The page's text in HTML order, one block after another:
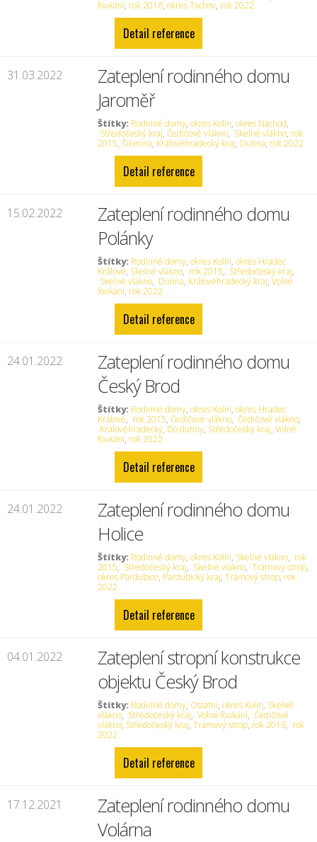
foukání, rok 2016,okres Tachov, rok 2022
Detail reference
31.03.2022
Zateplení rodinného domu
Jaroměř
Štítky: Rodinné domy,okres Kolín,okres Náchod,
Středočeský kraj,Čedičové vlákno, Skelné vlákno, rok
2015,Šikmina, Královéhradecký kraj, Dutina, rok 2022
Detail reference
15.02.2022
Zateplení rodinného domu
Polánky
Štítky: Rodinné domy,okres Kolín,okres Hradec
Králové, Skelné vlákno, rok 2015, Středočeský kraj,
Skelné vlákno, Dutina, Královéhradecký kraj,Volné
foukání, rok 2022
Detail reference
24.01.2022
Zateplení rodinného domu
Český Brod
Štítky: Rodinné domy,okres Kolín,okres Hradec
Králové, rok 2015,Čedičové vlákno, Čedičové vlákno,
Královéhradecký, Do dutiny, Středočeský kraj,Volné
foukání, rok 2022
Detail reference
24.01.2022
Zateplení rodinného domu
Holice
Štítky: Rodinné domy,okres Kolín, Skelné vlákno, rok
2015, Středočeský kraj, Skelné vlákno, Trámový strop,
okres Pardubice, Pardubický kraj,Trámový strop, rok
2022
Detail reference
04.01.2022
Zateplení stropní konstrukce
objektu Český Brod
Štítky: Rodinné domy, Ostatní,okres Kolín, Skelné
vlákno, Středočeský kraj, Volné foukání, Čedičové
vlákno, Středočeský kraj,Trámový strop, rok 2016, rok
2022
Detail reference
17.12.2021
Zateplení rodinného domu
Volárna